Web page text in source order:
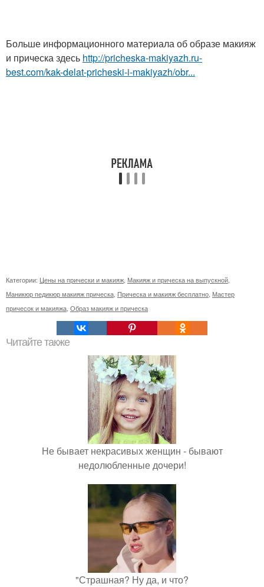
Больше информационного материала об образе макияж
и прическа здесь http://pricheska-makiyazh.ru-
best.com/kak-delat-pricheski-i-makiyazh/obr...
Категории: Цены на прически и макияж Макияж и прическа на выпускной
Маникюр педикюр макияж прическа Прическа и макияж бесплатно Мастер
причесок и макияжа Образ макияж и прическа
Читайте также
Не бывает некрасивых женщин - бывают
недолюбленные дочери!
"Страшная? Ну да, и что?